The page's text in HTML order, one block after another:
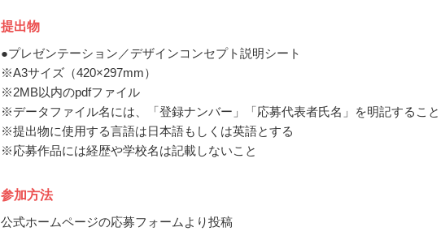
提出物
●プレゼンテーション／デザインコンセプト説明シート
※A3サイズ（420×297mm）
※2MB以内のpdfファイル
※データファイル名には、「登録ナンバー」「応募代表者氏名」を明記すること
※提出物に使用する言語は日本語もしくは英語とする
※応募作品には経歴や学校名は記載しないこと
参加方法
公式ホームページの応募フォームより投稿